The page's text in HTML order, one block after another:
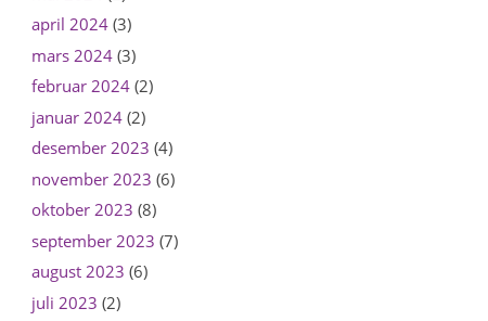
april 2024(3)
mars 2024(3)
februar 2024(2)
januar 2024(2)
desember 2023 (4)
november 2023 (6)
oktober 2023 (8)
september 2023 (7)
august 2023 (6)
juli 2023 (2)